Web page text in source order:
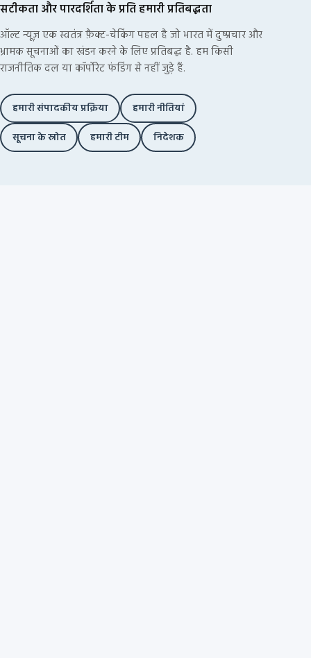
सटीकता और पारदर्शिता के प्रति हमारी प्रतिबद्धता
ऑल्ट न्यूज़ एक स्वतंत्र फ़ैक्ट-चेकिंग पहल है जो भारत में दुष्प्रचार और
भ्रामक सूचनाओं का खंडन करने के लिए प्रतिबद्ध है. हम किसी
राजनीतिक दल या कॉर्पोरेट फंडिंग से नहीं जुड़े हैं.
हमारी संपादकीय प्रक्रिया
हमारी नीतियां
सूचना के स्रोत
हमारी टीम निदेशक